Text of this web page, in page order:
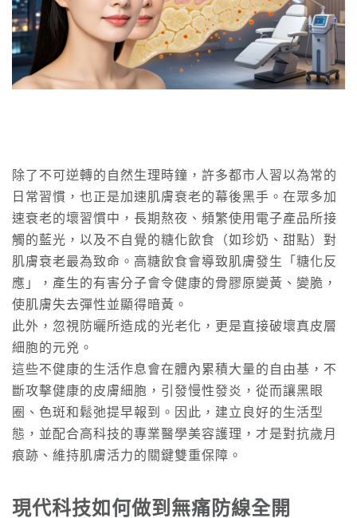
除了不可逆轉的自然生理時鐘，許多都市人習以為常的
日常習慣，也正是加速肌膚衰老的幕後黑手。在眾多加
速衰老的壞習慣中，長期熬夜、頻繁使用電子產品所接
觸的藍光，以及不自覺的糖化飲食（如珍奶、甜點）對
肌膚衰老最為致命。高糖飲食會導致肌膚發生「糖化反
應」，產生的有害分子會令健康的骨膠原變黃、變脆，
使肌膚失去彈性並顯得暗黃。
此外，忽視防曬所造成的光老化，更是直接破壞真皮層
細胞的元兇。
這些不健康的生活作息會在體內累積大量的自由基，不
斷攻擊健康的皮膚細胞，引發慢性發炎，從而讓黑眼
圈、色斑和鬆弛提早報到。因此，建立良好的生活型
態，並配合高科技的專業醫學美容護理，才是對抗歲月
痕跡、維持肌膚活力的關鍵雙重保障。
現代科技如何做到無痛防線全開